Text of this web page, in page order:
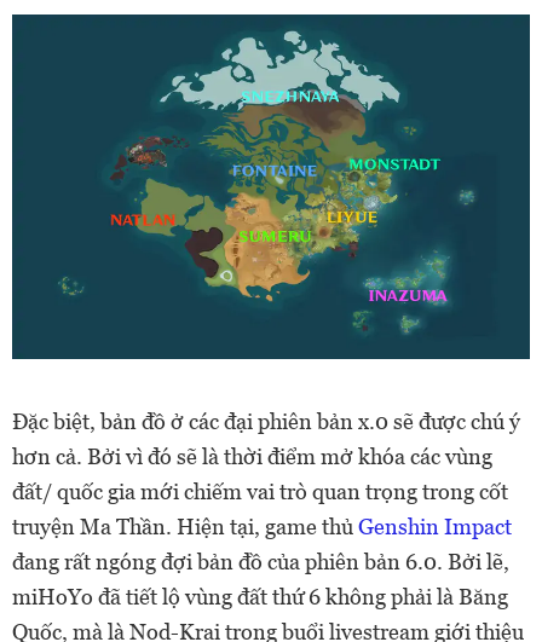
Đặc biệt, bản đồ ở các đại phiên bản x.0 sẽ được chú ý
hơn cả. Bởi vì đó sẽ là thời điểm mở khóa các vùng
đất/ quốc gia mới chiếm vai trò quan trọng trong cốt
truyện Ma Thần. Hiện tại, game thủ Genshin Impact
đang rất ngóng đợi bản đồ của phiên bản 6.0. Bởi lẽ,
miHoYo đã tiết lộ vùng đất thứ 6 không phải là Băng
Quốc, mà là Nod-Krai trong buổi livestream giới thiệu